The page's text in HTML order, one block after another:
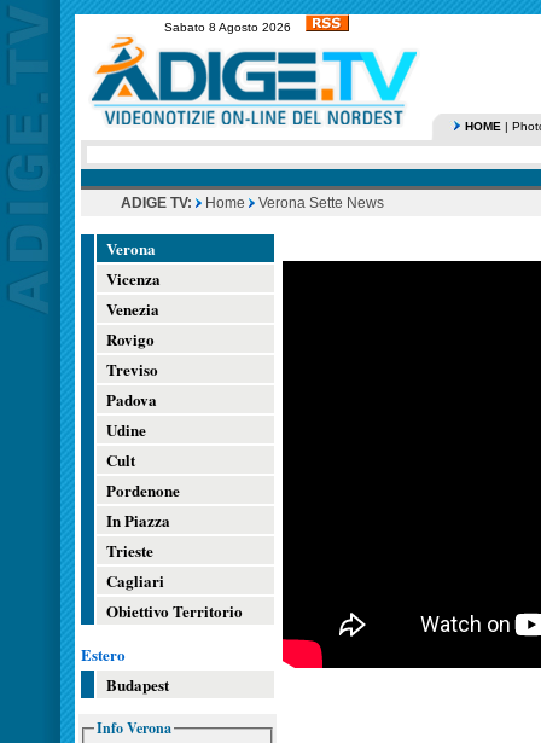
Sabato 8 Agosto 2026
HOME |
ADIGE TV: Home Verona Sette News
Verona
Vicenza
Venezia
Rovigo
Treviso
Padova
Udine
Cult
Pordenone
In Piazza
Trieste
Cagliari
Obiettivo Territorio
Estero
Budapest
Info Verona